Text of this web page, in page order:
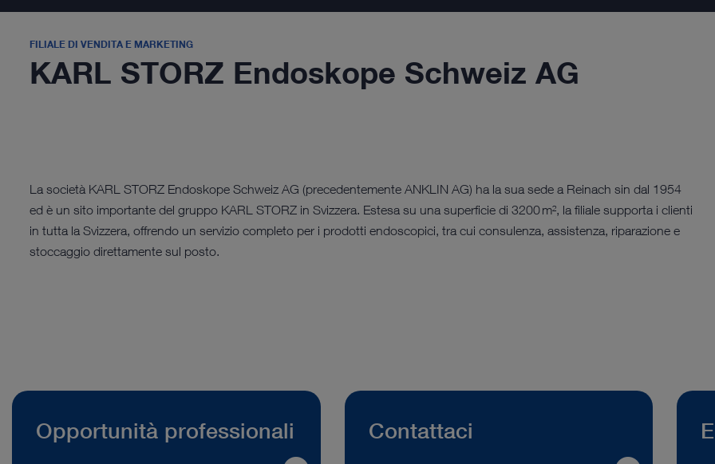
FILIALE DI VENDITA E MARKETING
KARL STORZ Endoskope Schweiz AG
La società KARL STORZ Endoskope Schweiz AG (precedentemente ANKLIN AG) ha la sua sede a Reinach sin dal 1954
ed è un sito importante del gruppo KARL STORZ in Svizzera. Estesa su una superficie di 3200 m², la filiale supporta i clienti
in tutta la Svizzera, offrendo un servizio completo per i prodotti endoscopici, tra cui consulenza, assistenza, riparazione e
stoccaggio direttamente sul posto.
Opportunità professionali Contattaci